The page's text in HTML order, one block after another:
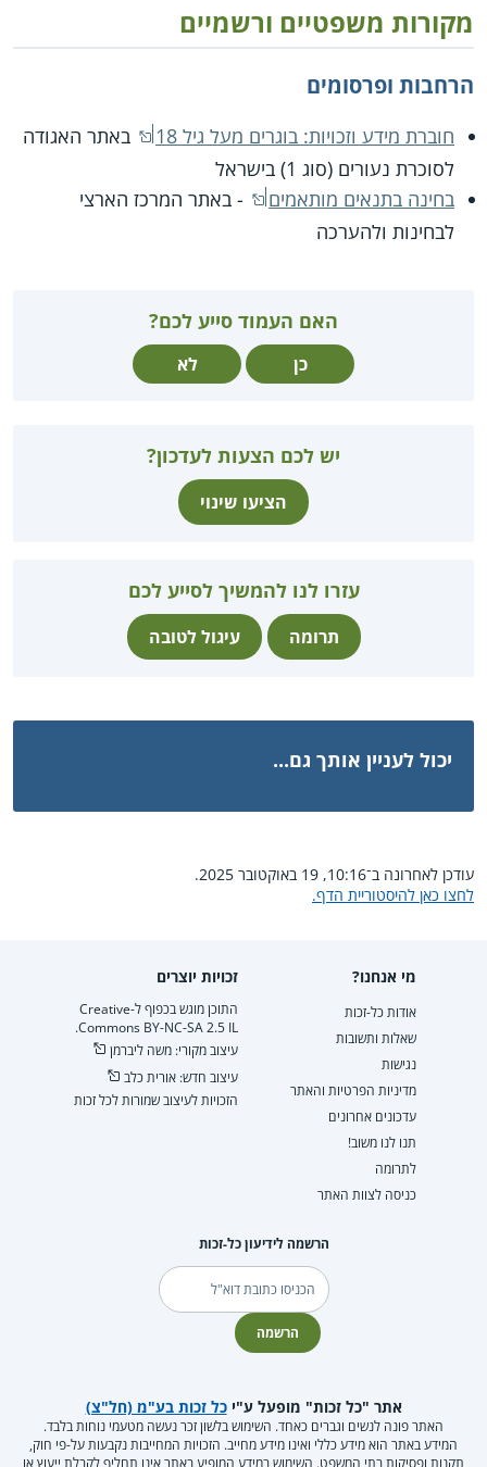
מקורות משפטיים ורשמיים
הרחבות ופרסומים
חוברת מידע וזכויות: בוגרים מעל גיל 18
באתר האגודה
לסוכרת נעורים (סוג 1) בישראל
בחינה בתנאים מותאמים
- באתר המרכז הארצי
לבחינות ולהערכה
האם העמוד סייע לכם?
כן לא
יש לכם הצעות לעדכון?
הציעו שינוי
עזרו לנו להמשיך לסייע לכם
תרומה עיגול לטובה
יכול לעניין אותך גם...
עודכן לאחרונה ב־10:16, 19 באוקטובר 2025.
לחצו כאן להיסטוריית הדף.
מי אנחנו?
אודות כל-זכות
שאלות ותשובות
נגישות
מדיניות הפרטיות והאתר
עדכונים אחרונים
תנו לנו משוב!
לתרומה
כניסה לצוות האתר
זכויות יוצרים
התוכן מוגש בכפוף ל-Creative
Commons BY-NC-SA 2.5 IL.
עיצוב מקורי: משה ליברמן
עיצוב חדש: אורית כלב
הזכויות לעיצוב שמורות לכל זכות
הרשמה לידיעון כל-זכות
דוא"ל
הרשמה
אתר "כל זכות" מופעל ע"יכל זכות בע"מ (חל"צ)
האתר פונה לנשים וגברים כאחד. השימוש בלשון זכר נעשה מטעמי נוחות בלבד.
המידע באתר הוא מידע כללי ואינו מידע מחייב. הזכויות המחייבות נקבעות על-פי חוק,
תקנות ופסיקות בתי המשפט. השימוש במידע המופיע באתר אינו תחליף לקבלת ייעוץ או